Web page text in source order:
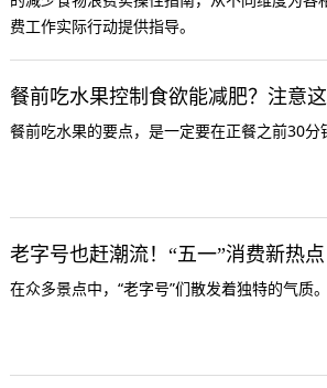
费工作实际行动提供指导。
餐前吃水果控制食欲能减肥？注意
餐前吃水果的要点，是一定要在正餐之前30分
老字号也赶潮流！“五一”消费新热点
在众多景点中，“老字号”们散发着独特的气质。